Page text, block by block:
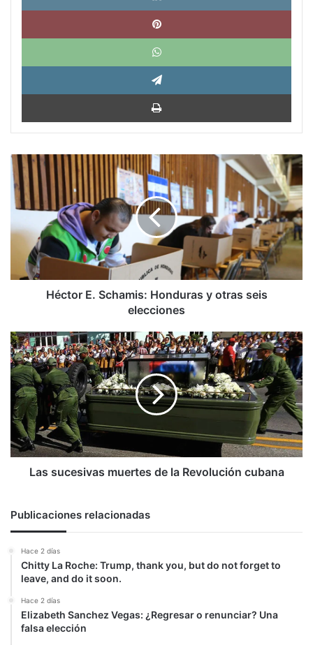
Héctor
E.
Schamis:
Honduras
otras
elecciones
Héctor E. Schamis: Honduras y otras seis
elecciones
Las
sucesivas
muertes
de
la
Revolución
cubana
Las sucesivas muertes de la Revolución cubana
Publicaciones relacionadas
Hace 2 días
Chitty La Roche: Trump, thank you, but do not forget to
leave, and do it soon.
Hace 2 días
Elizabeth Sanchez Vegas: ¿Regresar o renunciar? Una
falsa elección